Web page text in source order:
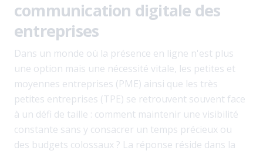
communication digitale des
entreprises
Dans un monde où la présence en ligne n'est plus
une option mais une nécessité vitale, les petites et
moyennes entreprises (PME) ainsi que les très
petites entreprises (TPE) se retrouvent souvent face
à un défi de taille : comment maintenir une visibilité
constante sans y consacrer un temps précieux ou
des budgets colossaux ? La réponse réside dans la